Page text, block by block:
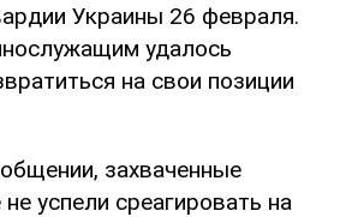
Украины 26 февраля.
удалось
на свои позиции
захваченные
успели среагировать на